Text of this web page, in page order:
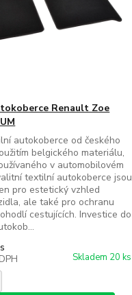
Renault Zoe
autokoberce od českého
belgického materiálu,
v automobilovém
textilní autokoberce jsou
pro estetický vzhled
ale také pro ochranu
cestujících. Investice do
Skladem 20 ks